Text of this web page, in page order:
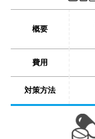
概要
費用
対策方法